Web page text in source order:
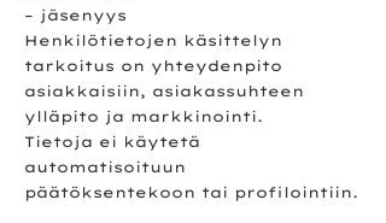
– jäsenyys
Henkilötietojen käsittelyn
tarkoitus on yhteydenpito
asiakkaisiin, asiakassuhteen
ylläpito ja markkinointi.
Tietoja ei käytetä
automatisoituun
päätöksentekoon tai profilointiin.